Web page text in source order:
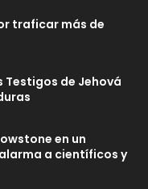
traficar más de
Testigos de Jehová
en un
a científicos y